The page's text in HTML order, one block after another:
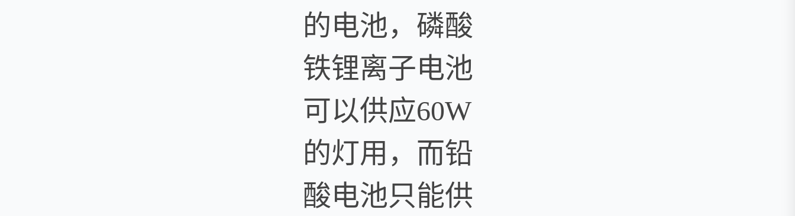
的电池，磷酸
铁锂离子电池
可以供应60W
的灯用，而铅
酸电池只能供